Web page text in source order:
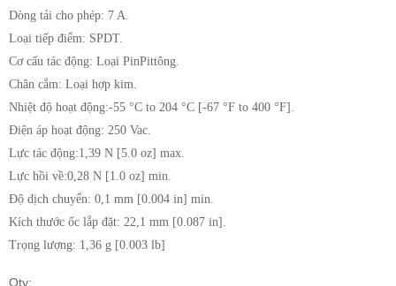
Dòng tải cho phép: 7 A.
Loại tiếp điểm: SPDT.
Cơ cấu tác động: Loại PinPittông.
Chân cắm: Loại hợp kim.
Nhiệt độ hoạt động:-55 °C to 204 °C [-67 °F to 400 °F].
Điện áp hoạt động: 250 Vac.
Lực tác động:1,39 N [5.0 oz] max.
Lực hồi về:0,28 N [1.0 oz] min.
Độ dịch chuyển: 0,1 mm [0.004 in] min.
Kích thước ốc lắp đặt: 22,1 mm [0.087 in].
Trọng lượng: 1,36 g [0.003 lb]
Qty: